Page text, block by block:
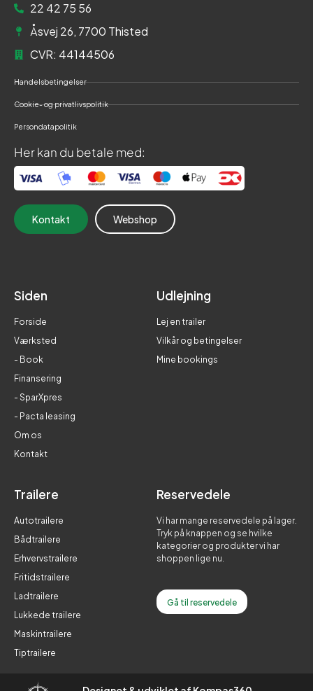
22 42 75 56
Åsvej 26, 7700 Thisted
CVR: 44144506
Handelsbetingelser
Cookie- og privatlivspolitik
Persondatapolitik
Her kan du betale med:
Kontakt Webshop
Siden
Forside
Værksted
- Book
Finansering
- SparXpres
- Pacta leasing
Om os
Kontakt
Udlejning
Lej en trailer
Vilkår og betingelser
Mine bookings
Trailere
Autotrailere
Bådtrailere
Erhvervstrailere
Fritidstrailere
Ladtrailere
Lukkede trailere
Maskintrailere
Tiptrailere
Reservedele
Vi har mange reservedele på lager.
Tryk på knappen og se hvilke
kategorier og produkter vi har
shoppen lige nu.
Gå til reservedele